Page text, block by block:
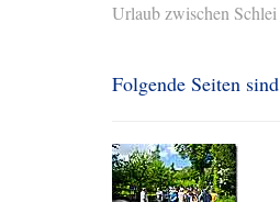
Urlaub zwischen
Folgende Seiten